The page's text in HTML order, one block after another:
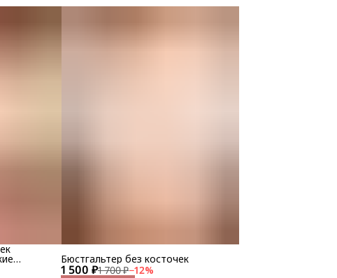
1 500 ₽1 700 ₽−12%
Бюстгальтер без косточек